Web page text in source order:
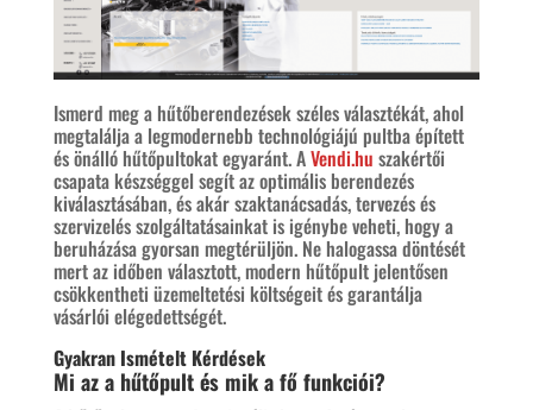
Ismerd meg a hűtőberendezések széles választékát, ahol
megtalálja a legmodernebb technológiájú pultba épített
és önálló hűtőpultokat egyaránt. AVendi.hu szakértői
csapata készséggel segít az optimális berendezés
kiválasztásában, és akár szaktanácsadás, tervezés és
szervizelés szolgáltatásainkat is igénybe veheti, hogy a
beruházása gyorsan megtérüljön. Ne halogassa döntését
mert az időben választott, modern hűtőpult jelentősen
csökkentheti üzemeltetési költségeit és garantálja
vásárlói elégedettségét.
Gyakran Ismételt Kérdések
Mi az a hűtőpult és mik a fő funkciói?